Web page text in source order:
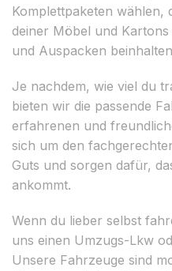
Komplettpaketen wählen,
deiner Möbel und
und Auspacken
Je nachdem, wie viel du
bieten wir die passende
erfahrenen und
sich um den
Guts und sorgen dafür,
ankommt.
Wenn du lieber selbst
uns einen Umzugs-Lkw
Unsere Fahrzeuge sind